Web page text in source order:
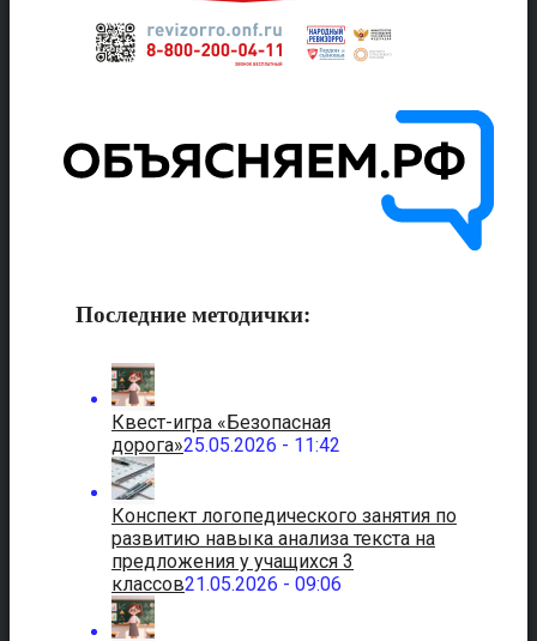
Последние методички:
Квест-игра «Безопасная
дорога»25.05.2026 - 11:42
Конспект логопедического занятия по
развитию навыка анализа текста на
предложения у учащихся 3
классов21.05.2026 - 09:06